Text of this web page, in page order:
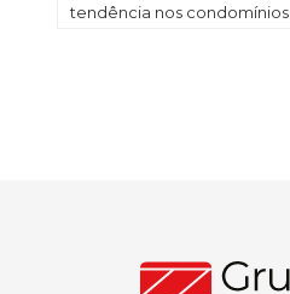
tendência nos condomínios